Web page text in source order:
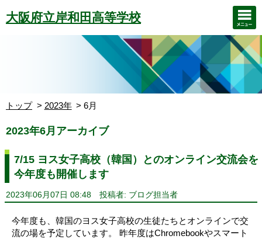
大阪府立岸和田高等学校
トップ 2023年 6月
2023年6月アーカイブ
7/15 ヨス女子高校（韓国）とのオンライン交流会を
今年度も開催します
2023年06月07日 08:48 投稿者: ブログ担当者
今年度も、韓国のヨス女子高校の生徒たちとオンラインで交
流の場を予定しています。 昨年度はChromebookやスマート